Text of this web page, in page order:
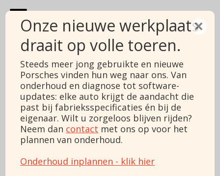
Porsche 911
3.4 Coupé Carrera
Prijs € 39.995
BTW/Marge Marge
Type 3.4 Coupé Carrera
Bouwjaar 2001
Kilometerstand 145851
Brandstof Benzine
Motorinhoud 3387
×
Onze nieuwe werkplaats
draait op volle toeren.
Steeds meer jong gebruikte en nieuwe
Porsches vinden hun weg naar ons. Van
onderhoud en diagnose tot software-
updates: elke auto krijgt de aandacht die
past bij fabrieksspecificaties én bij de
eigenaar. Wilt u zorgeloos blijven rijden?
Neem dan contact met ons op voor het
plannen van onderhoud.
Onderhoud inplannen - klik hier